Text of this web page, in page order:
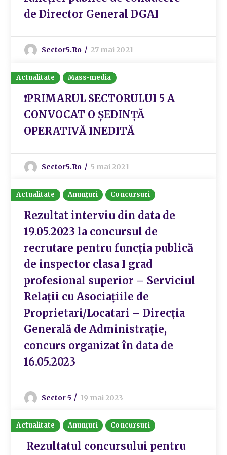
de Director General DGAI
Sector5.ro 27 mai 2021
Actualitate Mass-media
❗️PRIMARUL SECTORULUI 5 A
CONVOCAT O ȘEDINȚĂ
OPERATIVĂ INEDITĂ
Sector5.ro 5 mai 2021
Actualitate Anunțuri Concursuri
Rezultat interviu din data de
19.05.2023 la concursul de
recrutare pentru funcția publică
de inspector clasa I grad
profesional superior – Serviciul
Relații cu Asociațiile de
Proprietari/Locatari – Direcția
Generală de Administrație,
concurs organizat în data de
16.05.2023
Sector 5 19 mai 2023
Actualitate Anunțuri Concursuri
Rezultatul concursului pentru